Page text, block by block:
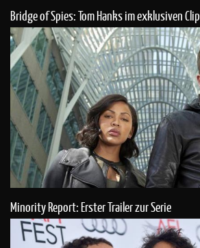
Bridge of Spies: Tom Hanks im exklusiven Clip
Minority Report: Erster Trailer zur Serie